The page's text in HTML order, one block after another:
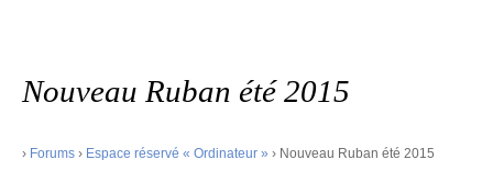
Nouveau Ruban été 2015
› Forums › Espace réservé « Ordinateur » › Nouveau Ruban été 2015